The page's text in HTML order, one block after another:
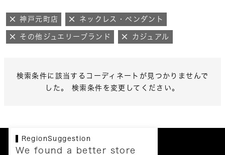
神戸元町店 ネックレス・ペンダント
その他ジュエリーブランド カジュアル
検索条件に該当するコーディネートが見つかりませんで
した。 検索条件を変更してください。
RegionSuggestion
We found a better store